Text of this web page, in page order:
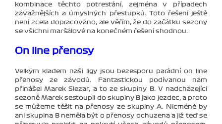
kombinace těchto potrestání, zejména v případech
závažnějších a úmyslných přestupků. Toto řešení ještě
není zcela dopracováno, ale věřím, že do začátku sezony
se všichni maršálové na konečném řešení shodnou.
On line přenosy
Velkým kladem naší ligy jsou bezesporu parádní on line
přenosy ze závodů. Fantastickou podívanou nám
přinášel Marek Slezar, a to ze skupiny B. V nadcházející
sezoně Marek sestoupil do skupiny B jako jezdec, a proto
se můžeme těšit na přenosy ze skupiny A. Nicméně by
ani skupina B neměla být o přenosy ochuzena a již teď se